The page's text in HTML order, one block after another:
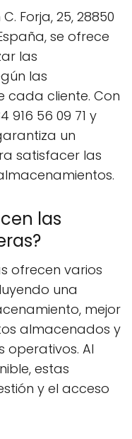
Forja, 25, 28850
se ofrece
las
las
cada cliente. Con
56 09 71 y
un
satisfacer las
las
ofrecen varios
una
mejor
almacenados y
operativos. Al
estas
y el acceso